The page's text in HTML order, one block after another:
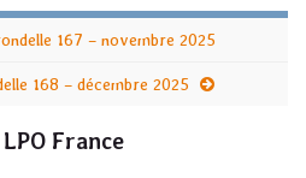
167 – novembre 2025
168 – décembre 2025
France